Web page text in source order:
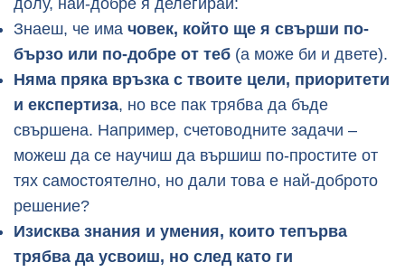
долу, най-добре я делегирай:
Знаеш, че има човек, който ще я свърши по-
бързо или по-добре от теб (а може би и двете).
Няма пряка връзка с твоите цели, приоритети
и експертиза, но все пак трябва да бъде
свършена. Например, счетоводните задачи –
можеш да се научиш да вършиш по-простите от
тях самостоятелно, но дали това е най-доброто
решение?
Изисква знания и умения, които тепърва
трябва да усвоиш, но след като ги